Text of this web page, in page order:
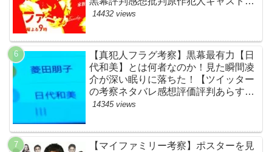
本あらすじ伏線まとめ】
14432 views
【真犯人フラグ考察】黒幕最有力【日
代和美】とは何者なのか！見た瞬間凌
介が深い眠りに落ちた！【ツイッター
の考察ネタバレ感想評価評判あらすじ
原作犯人キャスト黒幕伏線まとめ】
14345 views
【マイファミリー考察】ポスターを見